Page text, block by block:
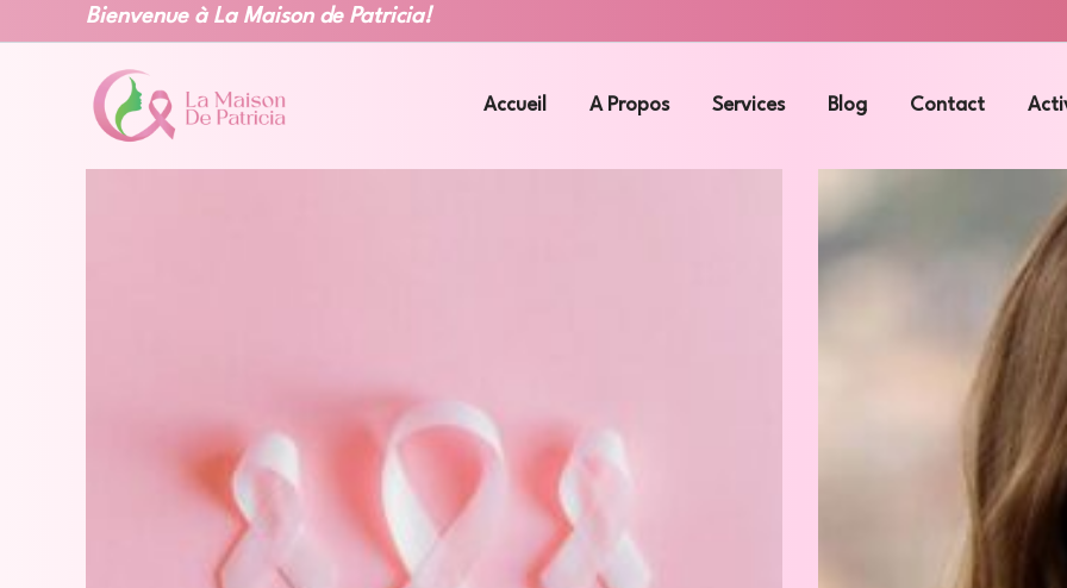
Bienvenue à La Maison de Patricia!
Accueil A Propos Services Blog Contact